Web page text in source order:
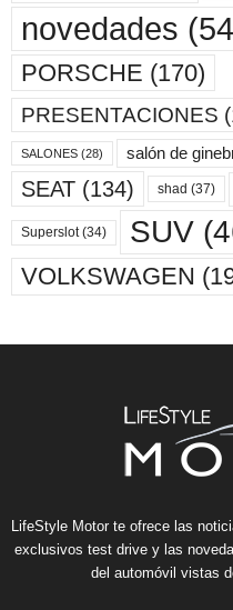
novedades
PORSCHE (170)
PRESENTACIONES
SALONES (28) salón de
SEAT (134) shad (37)
Superslot(34) SUV
VOLKSWAGEN
LifeStyle Motor te ofrece las
exclusivos test drive y las
del automóvil vistas